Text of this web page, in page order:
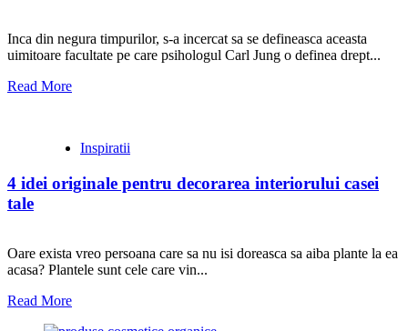
Inca din negura timpurilor, s-a incercat sa se defineasca aceasta
uimitoare facultate pe care psihologul Carl Jung o definea drept...
Read More
Inspiratii
4 idei originale pentru decorarea interiorului casei
tale
Oare exista vreo persoana care sa nu isi doreasca sa aiba plante la ea
acasa? Plantele sunt cele care vin...
Read More